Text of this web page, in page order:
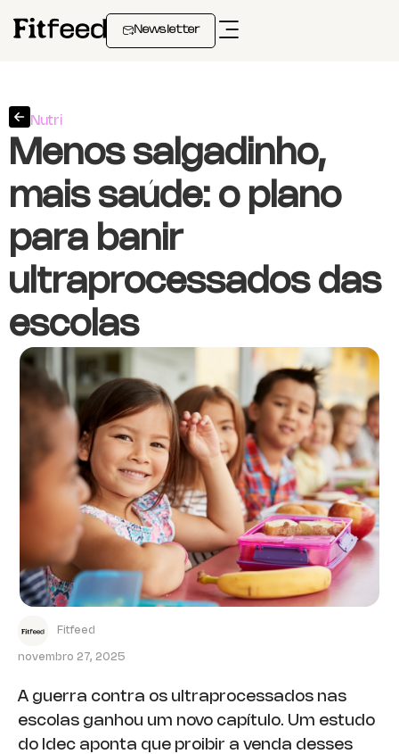
Newsletter
Nutri
Menos salgadinho,
mais saúde: o plano
para banir
ultraprocessados das
escolas
Fitfeed
novembro 27, 2025
A guerra contra os ultraprocessados nas
escolas ganhou um novo capítulo. Um estudo
do Idec aponta que proibir a venda desses